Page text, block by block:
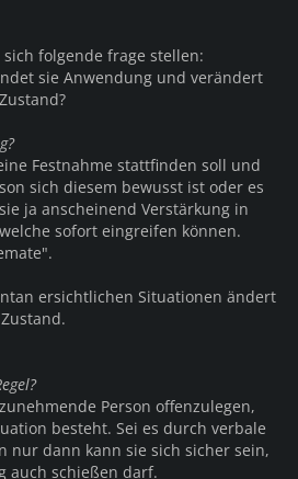
folgende frage stellen:
sie Anwendung und verändert
Festnahme stattfinden soll und
sich diesem bewusst ist oder es
ja anscheinend Verstärkung in
sofort eingreifen können.
ersichtlichen Situationen ändert
Person offenzulegen,
besteht. Sei es durch verbale
nur dann kann sie sich sicher sein,
auch schießen darf.